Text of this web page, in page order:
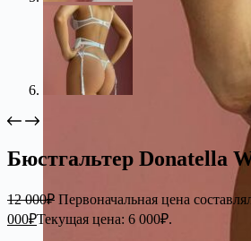
Бюстгальтер Donatella
12 000₽ Первоначальная цена
000₽Текущая цена: 6 000₽.